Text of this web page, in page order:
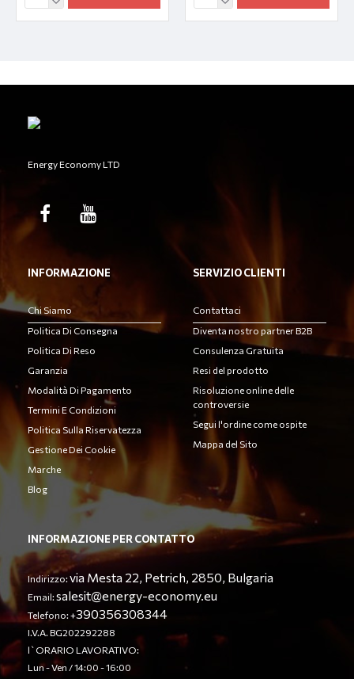
Energy Economy LTD
INFORMAZIONE
Chi Siamo
Politica Di Consegna
Politica Di Reso
Garanzia
Modalità Di Pagamento
Termini E Condizioni
Politica Sulla Riservatezza
Gestione Dei Cookie
Marche
Blog
SERVIZIO CLIENTI
Contattaci
Diventa nostro partner B2B
Consulenza Gratuita
Resi del prodotto
Risoluzione online delle
controversie
Segui l'ordine come ospite
Mappa del Sito
INFORMAZIONE PER CONTATTO
Indirizzo:via Mesta 22, Petrich, 2850, Bulgaria
Email:salesit@energy-economy.eu
Telefono: +390356308344
I.V.A. BG202292288
l`ORARIO LAVORATIVO:
Lun - Ven / 14:00 - 16:00